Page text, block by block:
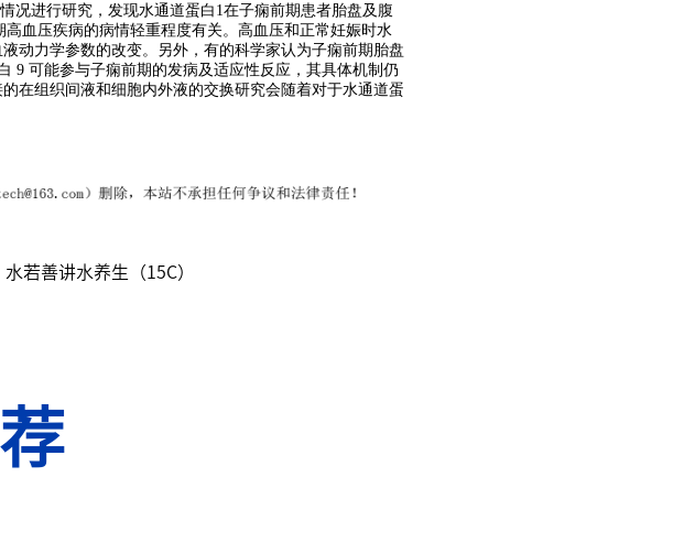
况进行研究，发现水通道蛋白1在子痫前期患者胎盘及腹
血压疾病的病情轻重程度有关。高血压和正常妊娠时水
动力学参数的改变。另外，有的科学家认为子痫前期胎盘
9 可能参与子痫前期的发病及适应性反应，其具体机制仍
在组织间液和细胞内外液的交换研究会随着对于水通道蛋
若善讲水养生（15C）